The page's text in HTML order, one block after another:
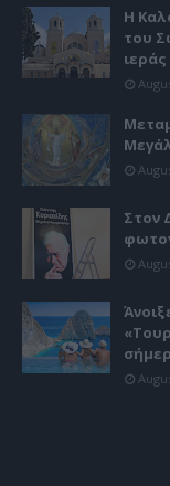
Η
του
Στον